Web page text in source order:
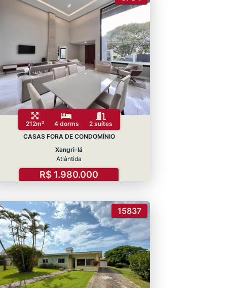
212m² 4 dorms
2 suítes
CASAS FORA DE CONDOMÍNIO
Xangri-lá
Atlântida
R$ 1.980.000
15837